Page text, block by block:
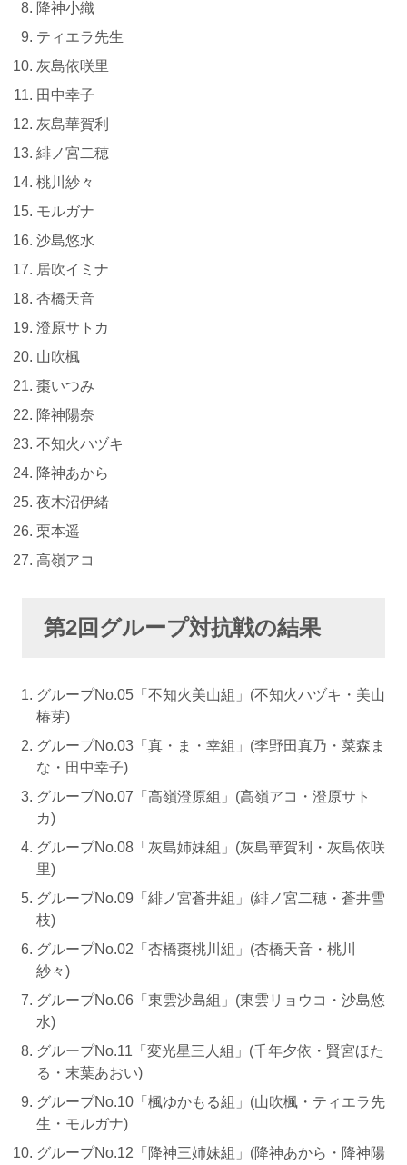
降神小織
ティエラ先生
灰島依咲里
田中幸子
灰島華賀利
緋ノ宮二穂
桃川紗々
モルガナ
沙島悠水
居吹イミナ
杏橋天音
澄原サトカ
山吹楓
棗いつみ
降神陽奈
不知火ハヅキ
降神あから
夜木沼伊緒
栗本遥
高嶺アコ
第2回グループ対抗戦の結果
グループNo.05「不知火美山組」(不知火ハヅキ・美山
椿芽)
グループNo.03「真・ま・幸組」(李野田真乃・菜森ま
な・田中幸子)
グループNo.07「高嶺澄原組」(高嶺アコ・澄原サト
カ)
グループNo.08「灰島姉妹組」(灰島華賀利・灰島依咲
里)
グループNo.09「緋ノ宮蒼井組」(緋ノ宮二穂・蒼井雪
枝)
グループNo.02「杏橋棗桃川組」(杏橋天音・桃川
紗々)
グループNo.06「東雲沙島組」(東雲リョウコ・沙島悠
水)
グループNo.11「変光星三人組」(千年夕依・賢宮ほた
る・末葉あおい)
グループNo.10「楓ゆかもる組」(山吹楓・ティエラ先
生・モルガナ)
グループNo.12「降神三姉妹組」(降神あから・降神陽